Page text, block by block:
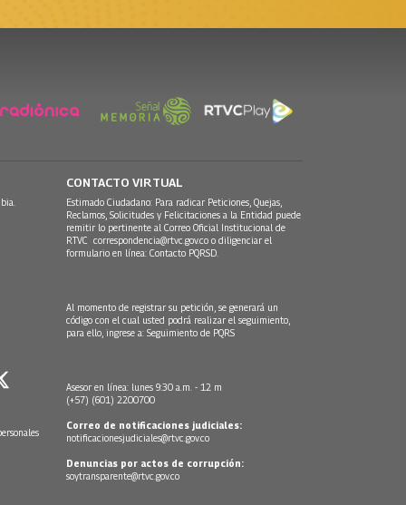
CONTACTO VIRTUAL
Estimado Ciudadano: Para radicar Peticiones, Quejas,
Reclamos, Solicitudes y Felicitaciones a la Entidad puede
remitir lo pertinente al Correo Oficial Institucional de
RTVC correspondencia@rtvc.gov.co o diligenciar el
formulario en línea: Contacto PQRSD.
Al momento de registrar su petición, se generará un
código con el cual usted podrá realizar el seguimiento,
para ello, ingrese a: Seguimiento de PQRS
Asesor en línea: lunes 9:30 a.m. - 12 m
(+57) (601) 2200700
Correo de notificaciones judiciales:
notificacionesjudiciales@rtvc.gov.co
Denuncias por actos de corrupción:
soytransparente@rtvc.gov.co